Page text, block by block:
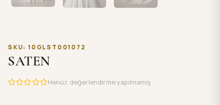
SKU: 10GLST001072
SATEN
Henüz değerlendirme yapılmamış